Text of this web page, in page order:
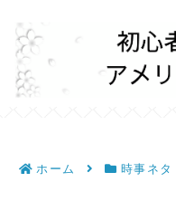
ホーム 時事ネタ